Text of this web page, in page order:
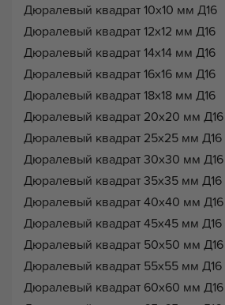
Дюралевый квадрат 10х10 мм Д16
Дюралевый квадрат 12х12 мм Д16
Дюралевый квадрат 14х14 мм Д16
Дюралевый квадрат 16х16 мм Д16
Дюралевый квадрат 18х18 мм Д16
Дюралевый квадрат 20х20 мм Д16
Дюралевый квадрат 25х25 мм Д16
Дюралевый квадрат 30х30 мм Д16
Дюралевый квадрат 35х35 мм Д16
Дюралевый квадрат 40х40 мм Д16
Дюралевый квадрат 45х45 мм Д16
Дюралевый квадрат 50х50 мм Д16
Дюралевый квадрат 55х55 мм Д16
Дюралевый квадрат 60х60 мм Д16